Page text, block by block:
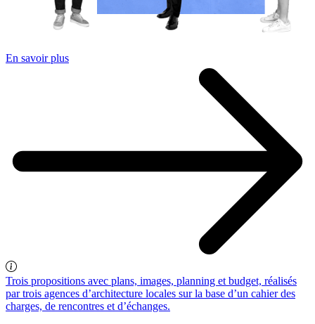
En savoir plus
Trois propositions avec plans, images, planning et budget, réalisés
par trois agences d’architecture locales sur la base d’un cahier des
charges, de rencontres et d’échanges.